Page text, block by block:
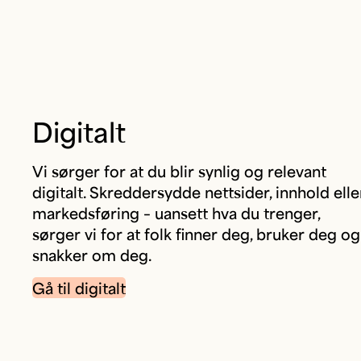
Digitalt
Vi sørger for at du blir synlig og relevant
digitalt. Skreddersydde nettsider, innhold
markedsføring – uansett hva du trenger,
sørger vi for at folk finner deg, bruker deg og
snakker om deg.
Gå til digitalt